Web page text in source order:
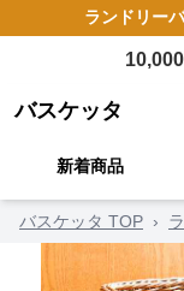
ランドリー
10,000
バスケッタ
新着商品
バスケッタ TOP ›